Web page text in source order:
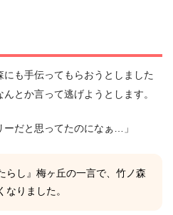
も手伝ってもらおうとしました
とか言って逃げようとします。
ーだと思ってたのになぁ…」
らし』梅ヶ丘の一言で、竹ノ森
なりました。